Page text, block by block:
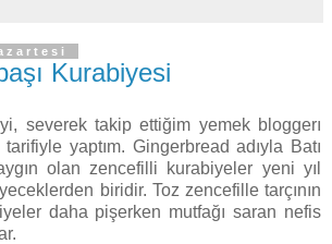
Kurabiyesi
severek takip ettiğim yemek bloggerı
tarifiyle yaptım. Gingerbread adıyla Batı
olan zencefilli kurabiyeler yeni yıl
biridir. Toz zencefille tarçının
daha pişerken mutfağı saran nefis